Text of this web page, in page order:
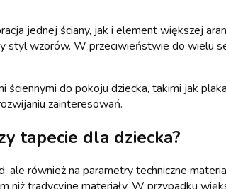
jednej ściany, jak i element większej
wzorów. W przeciwieństwie do wielu
do pokoju dziecka, takimi jak
zainteresowań.
tapecie dla dziecka?
również na parametry techniczne